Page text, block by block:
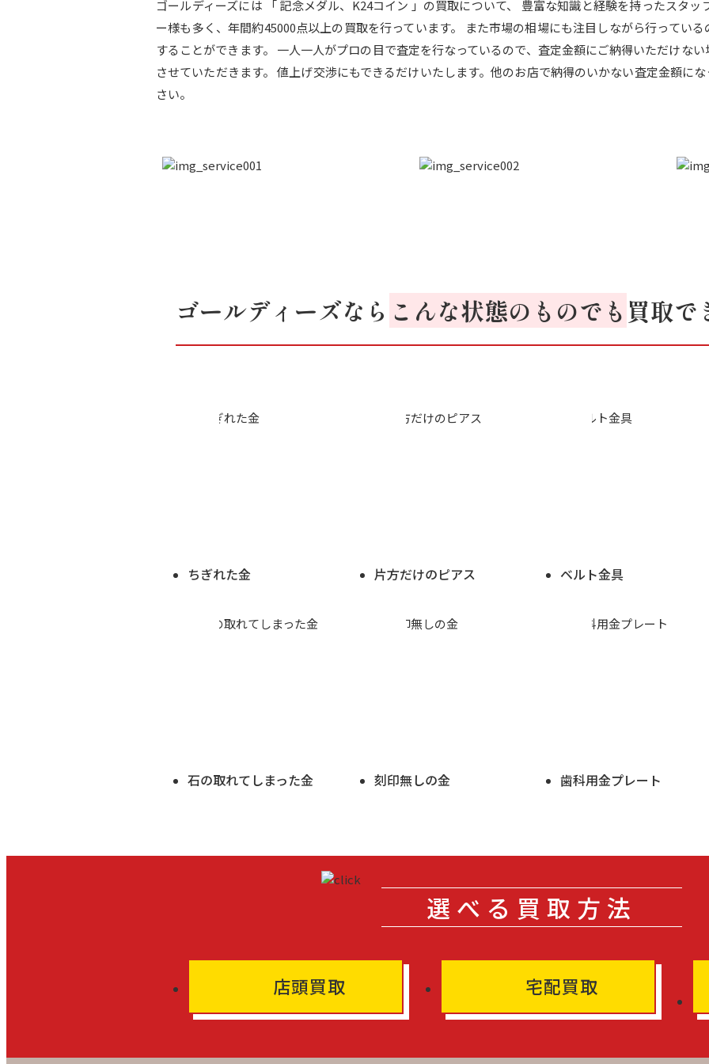
ゴールディーズには 「 記念メダル、K24コイン 」の買取について、 豊富な知識と経験を持ったスタ
ー様も多く、年間約45000点以上の買取を行っています。 また市場の相場にも注目しながら行ってい
することができます。 一人一人がプロの目で査定を行なっているので、査定金額にご納得いただけな
させていただきます。 値上げ交渉にもできるだけいたします。他のお店で納得のいかない査定金額に
さい。
ゴールディーズなら こんな状態のものでも 買取で
ちぎれた金 片方だけのピアス ベルト金具
石の取れてしまった金 刻印無しの金 歯科用金プレート
選べる買取方法
店頭買取 宅配買取